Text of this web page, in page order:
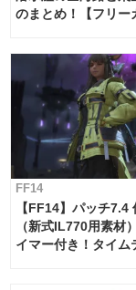
のまとめ！【フリー
FF14
【FF14】パッチ7.4
（新式IL770用素材
イマー付き！タイム